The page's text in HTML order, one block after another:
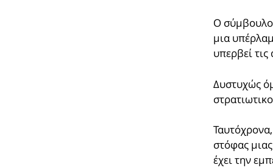
Ο
μια
υπερβεί
Δυστυχώς
στόφας
έχει την